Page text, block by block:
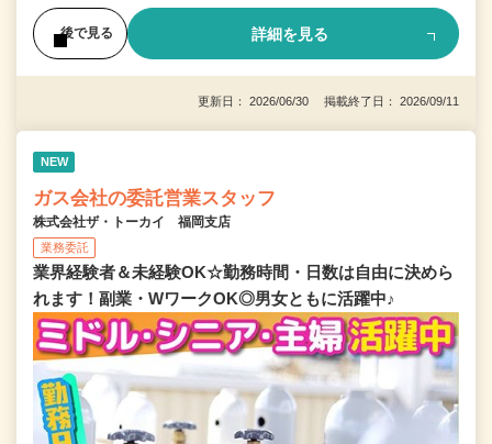
後で見る 詳細を見る
更新日： 2026/06/30 掲載終了日： 2026/09/11
NEW
ガス会社の委託営業スタッフ
株式会社ザ・トーカイ 福岡支店
業務委託
業界経験者＆未経験OK☆勤務時間・日数は自由に決めら
れます！副業・WワークOK◎男女ともに活躍中♪